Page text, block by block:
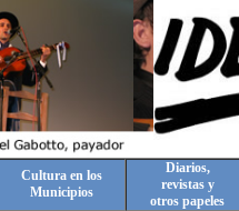
Cultura en los
Municipios
Diarios,
revistas y
otros papeles